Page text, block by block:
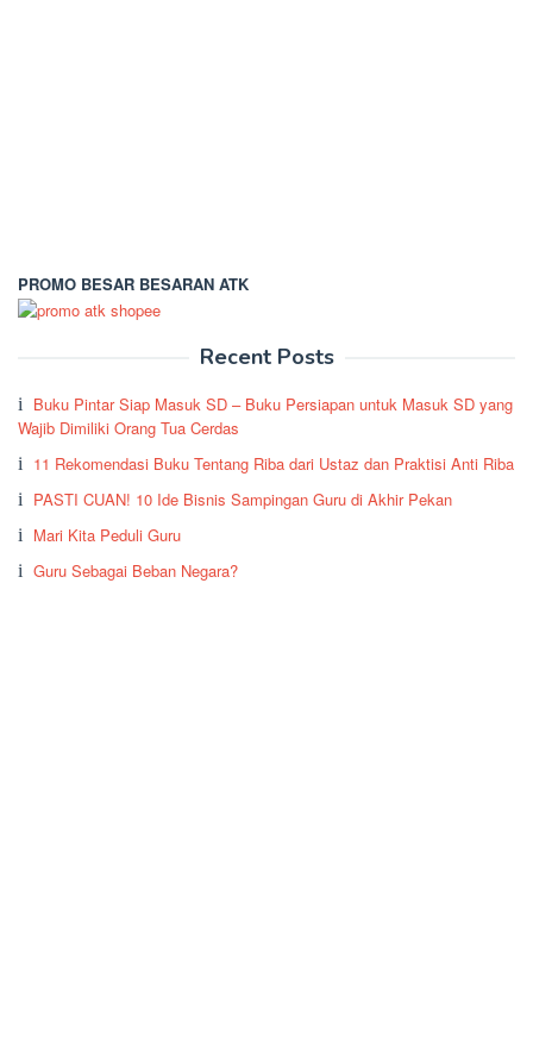
PROMO BESAR BESARAN ATK
Recent Posts
Buku Pintar Siap Masuk SD – Buku Persiapan untuk Masuk SD yang
Wajib Dimiliki Orang Tua Cerdas
11 Rekomendasi Buku Tentang Riba dari Ustaz dan Praktisi Anti Riba
PASTI CUAN! 10 Ide Bisnis Sampingan Guru di Akhir Pekan
Mari Kita Peduli Guru
Guru Sebagai Beban Negara?